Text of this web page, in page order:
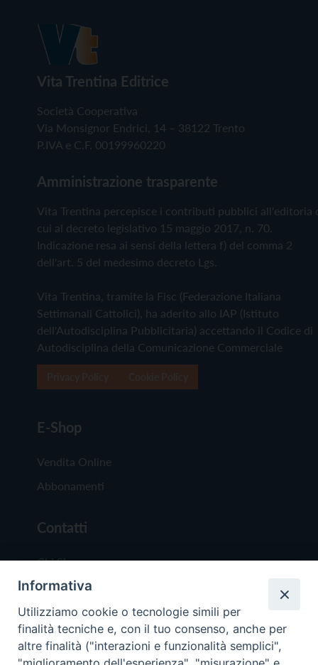
Vita Trentina Editrice
Società Cooperativa
Via Monsignor Endrici, 14 – 38122 Trento
P.IVA e C.F. 00199960220
Amministrazione trasparente
Vita Trentina percepisce i contributi pubblici all'editoria
cui al decreto legislativo 15 maggio 2017, n. 70.
Indicazione resa ai sensi della lettera f) del comma 2
dell'art. 5 del medesimo decreto Lgs.
Vita Trentina, tramite la Fisc (Federazione Italiana
Settimanali Cattolici), ha aderito allo IAP (Istituto
dell'Autodisciplina Pubblicitaria) accettando il Codice di
Autodisciplina della Comunicazione Commerciale
E-Shop
Vendita Online
Abbonamenti
Contatti
Chi Siamo
Redazione
Scrivici
Informativa
Utilizziamo cookie o tecnologie simili per
finalità tecniche e, con il tuo consenso, anche per
altre finalità ("interazioni e funzionalità semplici",